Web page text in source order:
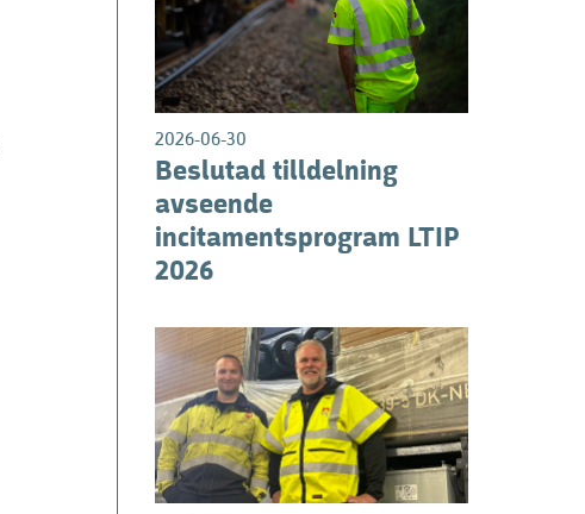
0
2026-06-30
Beslutad tilldelning
avseende
incitamentsprogram LTIP
2026